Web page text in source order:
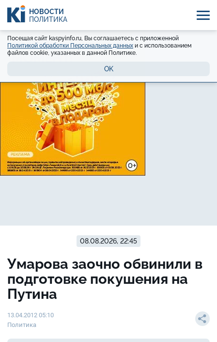
НОВОСТИ
ПОЛИТИКА
Посещая сайт kaspyinfo.ru, Вы соглашаетесь с приложенной
Политикой обработки Персональных данных и с использованием
файлов cookie, указанных в данной Политике.
OK
08.08.2026, 22:45
Умарова заочно обвинили в
подготовке покушения на
Путина
13.04.2012 05:10
Политика